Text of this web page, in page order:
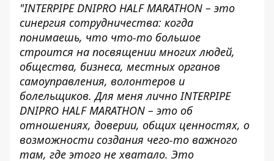
"INTERPIPE DNIPRO HALF MARATHON – это
синергия сотрудничества: когда
понимаешь, что что-то большое
строится на посвящении многих людей,
общества, бизнеса, местных органов
самоуправления, волонтеров и
болельщиков. Для меня лично INTERPIPE
DNIPRO HALF MARATHON – это об
отношениях, доверии, общих ценностях, о
возможности создания чего-то важного
там, где этого не хватало. Это